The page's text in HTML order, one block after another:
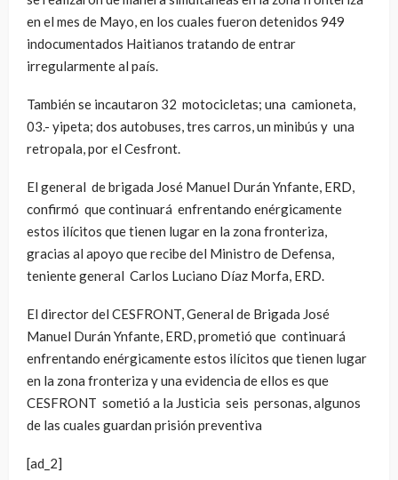
en el mes de Mayo, en los cuales fueron detenidos 949
indocumentados Haitianos tratando de entrar
irregularmente al país.
También se incautaron 32 motocicletas; una camioneta,
03.- yipeta; dos autobuses, tres carros, un minibús y una
retropala, por el Cesfront.
El general de brigada José Manuel Durán Ynfante, ERD,
confirmó que continuará enfrentando enérgicamente
estos ilícitos que tienen lugar en la zona fronteriza,
gracias al apoyo que recibe del Ministro de Defensa,
teniente general Carlos Luciano Díaz Morfa, ERD.
El director del CESFRONT, General de Brigada José
Manuel Durán Ynfante, ERD, prometió que continuará
enfrentando enérgicamente estos ilícitos que tienen lugar
en la zona fronteriza y una evidencia de ellos es que
CESFRONT sometió a la Justicia seis personas, algunos
de las cuales guardan prisión preventiva
[ad_2]